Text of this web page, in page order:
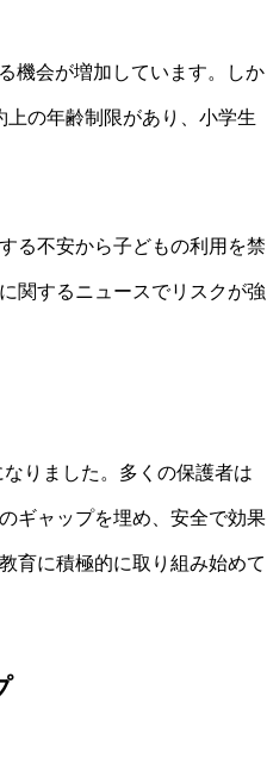
術
機会が増加しています。しか
の年齢制限があり、小学生
る不安から子どもの利用を禁
関するニュースでリスクが強
りました。多くの保護者は
ギャップを埋め、安全で効果
育に積極的に取り組み始めて